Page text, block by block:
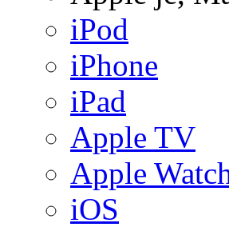
iPod
iPhone
iPad
Apple TV
Apple
iOS